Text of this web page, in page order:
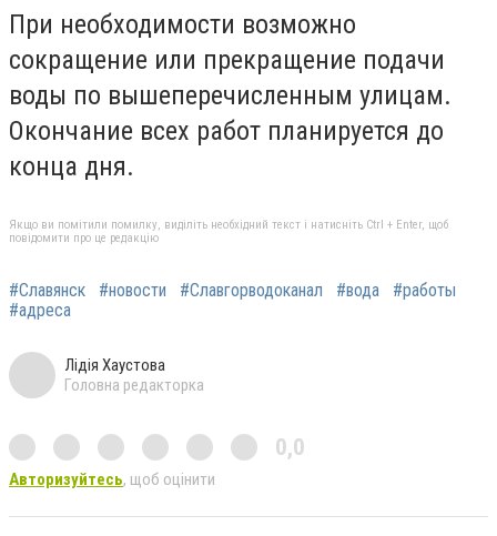
При необходимости возможно
сокращение или прекращение подачи
воды по вышеперечисленным улицам.
Окончание всех работ планируется до
конца дня.
Якщо ви помітили помилку, виділіть необхідний текст і натисніть Ctrl + Enter, щоб
повідомити про це редакцію
#Славянск #новости #Славгорводоканал #вода
#работы
#адреса
Лідія Хаустова
Головна редакторка
0,0
Авторизуйтесь, щоб оцінити